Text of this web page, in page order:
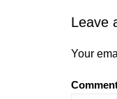
Leave
Your